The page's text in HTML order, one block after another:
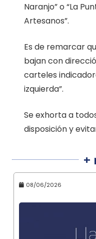
Naranjo” o “La
Artesanos”.
Es de remarcar
bajan con
carteles
izquierda”.
Se exhorta a
disposición y
+
08/06/2026